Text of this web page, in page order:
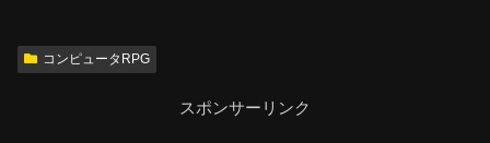
コンピュータRPG
スポンサーリンク